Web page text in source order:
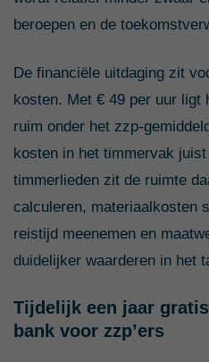
beroepen en de
De financiële uitdaging zit
kosten. Met € 49 per uur ligt
ruim onder het zzp-
kosten in het timmervak
timmerlieden zit de ruimte
calculeren, materiaalkosten
reistijd meenemen en
duidelijker waarderen in het
Tijdelijk een jaar
bank voor zzp’ers